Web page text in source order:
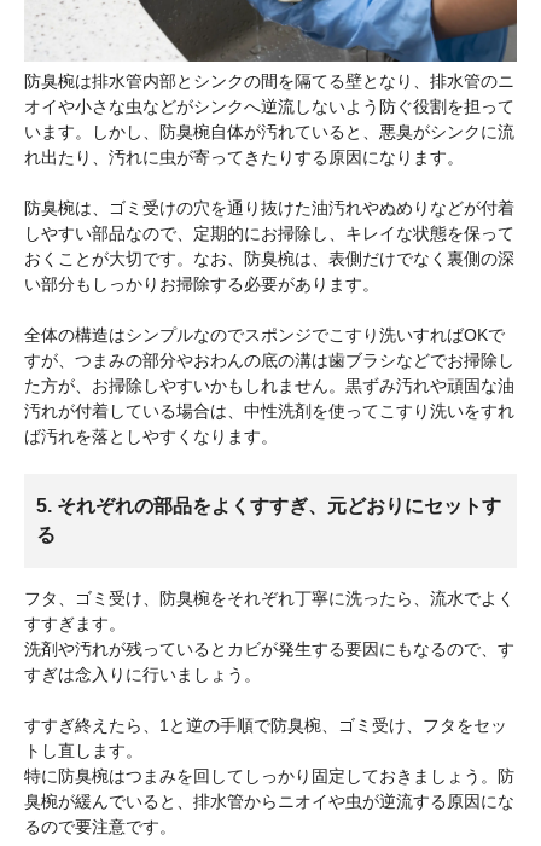
防臭椀は排水管内部とシンクの間を隔てる壁となり、排水管のニ
オイや小さな虫などがシンクへ逆流しないよう防ぐ役割を担って
います。しかし、防臭椀自体が汚れていると、悪臭がシンクに流
れ出たり、汚れに虫が寄ってきたりする原因になります。
防臭椀は、ゴミ受けの穴を通り抜けた油汚れやぬめりなどが付着
しやすい部品なので、定期的にお掃除し、キレイな状態を保って
おくことが大切です。なお、防臭椀は、表側だけでなく裏側の深
い部分もしっかりお掃除する必要があります。
全体の構造はシンプルなのでスポンジでこすり洗いすればOKで
すが、つまみの部分やおわんの底の溝は歯ブラシなどでお掃除し
た方が、お掃除しやすいかもしれません。黒ずみ汚れや頑固な油
汚れが付着している場合は、中性洗剤を使ってこすり洗いをすれ
ば汚れを落としやすくなります。
5. それぞれの部品をよくすすぎ、元どおりにセットす
る
フタ、ゴミ受け、防臭椀をそれぞれ丁寧に洗ったら、流水でよく
すすぎます。
洗剤や汚れが残っているとカビが発生する要因にもなるので、す
すぎは念入りに行いましょう。
すすぎ終えたら、1と逆の手順で防臭椀、ゴミ受け、フタをセッ
トし直します。
特に防臭椀はつまみを回してしっかり固定しておきましょう。防
臭椀が緩んでいると、排水管からニオイや虫が逆流する原因にな
るので要注意です。